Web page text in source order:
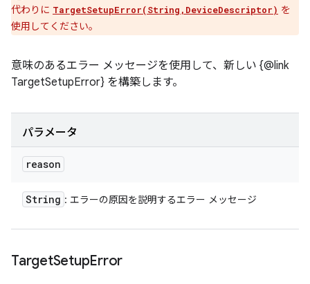
代わりに TargetSetupError(String,DeviceDescriptor) を
使用してください。
意味のあるエラー メッセージを使用して、新しい {@link
TargetSetupError} を構築します。
パラメータ
reason
String : エラーの原因を説明するエラー メッセージ
TargetSetupError